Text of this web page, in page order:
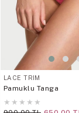
LACE TRIM
Pamuklu Tanga
★ ★ ★ ★ ★